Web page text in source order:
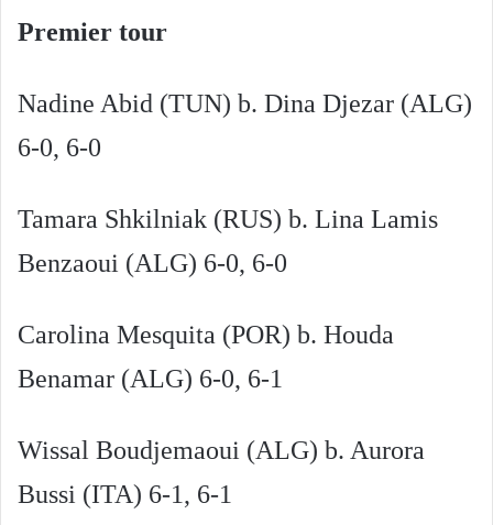
Premier tour
Nadine Abid (TUN) b. Dina Djezar (ALG)
6-0, 6-0
Tamara Shkilniak (RUS) b. Lina Lamis
Benzaoui (ALG) 6-0, 6-0
Carolina Mesquita (POR) b. Houda
Benamar (ALG) 6-0, 6-1
Wissal Boudjemaoui (ALG) b. Aurora
Bussi (ITA) 6-1, 6-1